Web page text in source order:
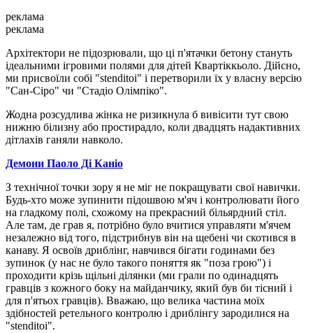
реклама
реклама
Архітектори не підозрювали, що ці п'ятачки бетону стануть
ідеальними ігровими полями для дітей Квартіккьоло. Дійсно,
ми присвоїли собі "stenditoi" і перетворили їх у власну версію
"Сан-Сіро" чи "Стадіо Олімпіко".
Жодна розсудлива жінка не ризикнула б вивісити тут свою
нижню білизну або простирадло, коли двадцять надактивних
дітлахів ганяли навколо.
Демони Паоло Ді Каніо
З технічної точки зору я не міг не покращувати свої навички.
Будь-хто може зупинити підошвою м'яч і контролювати його
на гладкому полі, схожому на прекрасний більярдний стіл.
Але там, де грав я, потрібно було вчитися управляти м'ячем
незалежно від того, підстрибнув він на щебені чи скотився в
канаву. Я освоїв дриблінг, навчився бігати годинами без
зупинок (у нас не було такого поняття як "поза грою") і
проходити крізь щільні ділянки (ми грали по одинадцять
гравців з кожного боку на майданчику, який був би тісний і
для п'ятьох гравців). Вважаю, що велика частина моїх
здібностей ретельного контролю і дриблінгу зародилися на
"stenditoi".